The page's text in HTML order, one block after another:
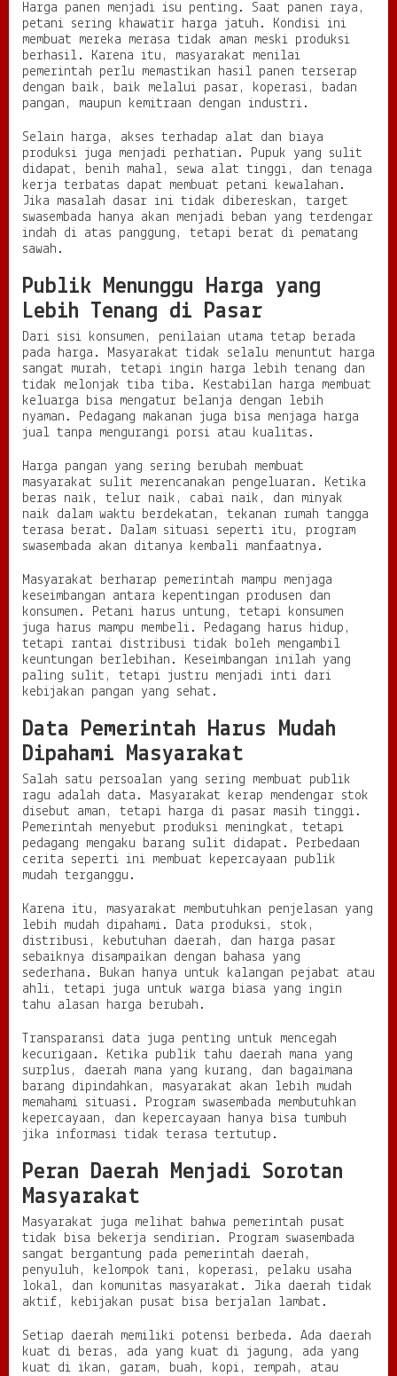
Harga panen menjadi isu penting. Saat panen raya,
petani sering khawatir harga jatuh. Kondisi ini
membuat mereka merasa tidak aman meski produksi
berhasil. Karena itu, masyarakat menilai
pemerintah perlu memastikan hasil panen terserap
dengan baik, baik melalui pasar, koperasi, badan
pangan, maupun kemitraan dengan industri.
Selain harga, akses terhadap alat dan biaya
produksi juga menjadi perhatian. Pupuk yang sulit
didapat, benih mahal, sewa alat tinggi, dan tenaga
kerja terbatas dapat membuat petani kewalahan.
Jika masalah dasar ini tidak dibereskan, target
swasembada hanya akan menjadi beban yang terdengar
indah di atas panggung, tetapi berat di pematang
sawah.
Publik Menunggu Harga yang
Lebih Tenang di Pasar
Dari sisi konsumen, penilaian utama tetap berada
pada harga. Masyarakat tidak selalu menuntut harga
sangat murah, tetapi ingin harga lebih tenang dan
tidak melonjak tiba tiba. Kestabilan harga membuat
keluarga bisa mengatur belanja dengan lebih
nyaman. Pedagang makanan juga bisa menjaga harga
jual tanpa mengurangi porsi atau kualitas.
Harga pangan yang sering berubah membuat
masyarakat sulit merencanakan pengeluaran. Ketika
beras naik, telur naik, cabai naik, dan minyak
naik dalam waktu berdekatan, tekanan rumah tangga
terasa berat. Dalam situasi seperti itu, program
swasembada akan ditanya kembali manfaatnya.
Masyarakat berharap pemerintah mampu menjaga
keseimbangan antara kepentingan produsen dan
konsumen. Petani harus untung, tetapi konsumen
juga harus mampu membeli. Pedagang harus hidup,
tetapi rantai distribusi tidak boleh mengambil
keuntungan berlebihan. Keseimbangan inilah yang
paling sulit, tetapi justru menjadi inti dari
kebijakan pangan yang sehat.
Data Pemerintah Harus Mudah
Dipahami Masyarakat
Salah satu persoalan yang sering membuat publik
ragu adalah data. Masyarakat kerap mendengar stok
disebut aman, tetapi harga di pasar masih tinggi.
Pemerintah menyebut produksi meningkat, tetapi
pedagang mengaku barang sulit didapat. Perbedaan
cerita seperti ini membuat kepercayaan publik
mudah terganggu.
Karena itu, masyarakat membutuhkan penjelasan yang
lebih mudah dipahami. Data produksi, stok,
distribusi, kebutuhan daerah, dan harga pasar
sebaiknya disampaikan dengan bahasa yang
sederhana. Bukan hanya untuk kalangan pejabat atau
ahli, tetapi juga untuk warga biasa yang ingin
tahu alasan harga berubah.
Transparansi data juga penting untuk mencegah
kecurigaan. Ketika publik tahu daerah mana yang
surplus, daerah mana yang kurang, dan bagaimana
barang dipindahkan, masyarakat akan lebih mudah
memahami situasi. Program swasembada membutuhkan
kepercayaan, dan kepercayaan hanya bisa tumbuh
jika informasi tidak terasa tertutup.
Peran Daerah Menjadi Sorotan
Masyarakat
Masyarakat juga melihat bahwa pemerintah pusat
tidak bisa bekerja sendirian. Program swasembada
sangat bergantung pada pemerintah daerah,
penyuluh, kelompok tani, koperasi, pelaku usaha
lokal, dan komunitas masyarakat. Jika daerah tidak
aktif, kebijakan pusat bisa berjalan lambat.
Setiap daerah memiliki potensi berbeda. Ada daerah
kuat di beras, ada yang kuat di jagung, ada yang
kuat di ikan, garam, buah, kopi, rempah, atau